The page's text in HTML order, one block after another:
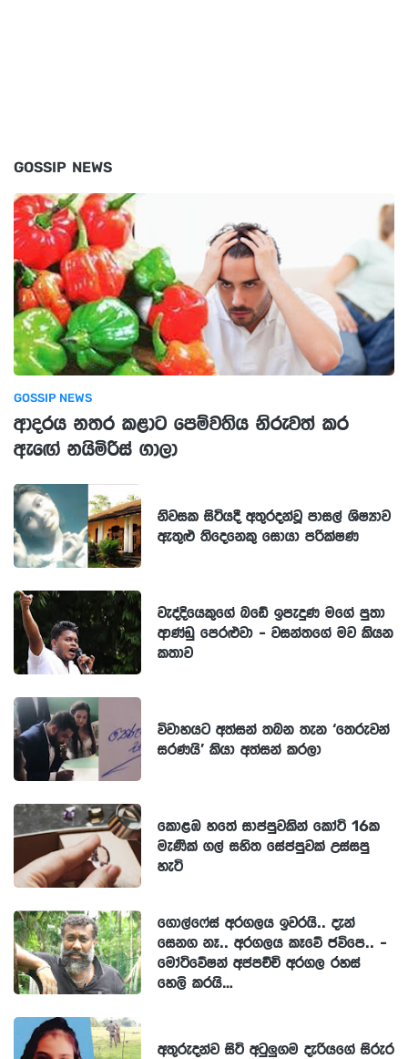
GOSSIP NEWS
GOSSIP NEWS
ආදරය නතර කළාට පෙම්වතිය නිරුවත් කර
ඇඟේ නයිමිරිස් ගාලා
නිවසක සිටියදී අතුරදන්වූ පාසල් ශිෂ්‍යාව
ඇතුළු තිදෙනෙකු සොයා පරික්ෂණ
වැද්දියෙකුගේ බඩේ ඉපැදුණ මගේ පුතා
ආණ්ඩු පෙරළුවා - වසන්තගේ මව කියන
කතාව
විවාහයට අත්සන් තබන තැන ‘තෙරුවන්
සරණයි’ කියා අත්සන් කරලා
කොළඹ හතේ සාප්පුවකින් කෝටි 16ක
මැණික් ගල් සහිත සේප්පුවක් උස්සපු
හැටි
ගොල්ෆේස් අරගලය ඉවරයි.. දැන්
සෙනග නෑ.. අරගලය කෑවේ ජවිපෙ.. -
මෝටිවේෂන් අප්පච්චි අරගල රහස්
හෙලි කරයි…
අතුරුදන්ව සිටි අටුලුගම දැරියගේ සිරුර